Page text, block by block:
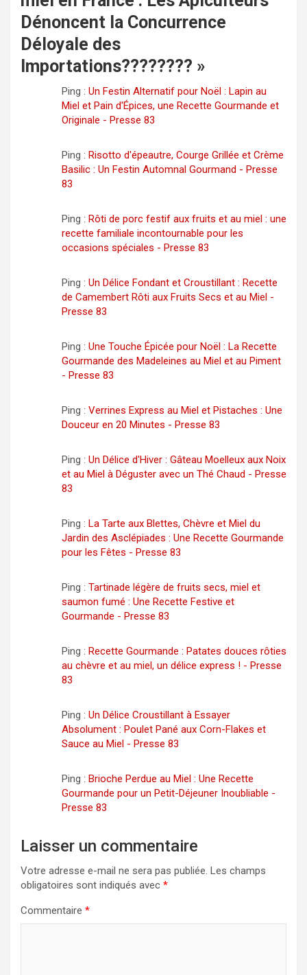
Dénoncent la Concurrence
Déloyale des
Importations???????? »
Ping : Un Festin Alternatif pour Noël : Lapin au
Miel et Pain d'Épices, une Recette Gourmande et
Originale - Presse 83
Ping : Risotto d'épeautre, Courge Grillée et Crème
Basilic : Un Festin Automnal Gourmand - Presse
83
Ping : Rôti de porc festif aux fruits et au miel : une
recette familiale incontournable pour les
occasions spéciales - Presse 83
Ping : Un Délice Fondant et Croustillant : Recette
de Camembert Rôti aux Fruits Secs et au Miel -
Presse 83
Ping : Une Touche Épicée pour Noël : La Recette
Gourmande des Madeleines au Miel et au Piment
- Presse 83
Ping : Verrines Express au Miel et Pistaches : Une
Douceur en 20 Minutes - Presse 83
Ping : Un Délice d'Hiver : Gâteau Moelleux aux Noix
et au Miel à Déguster avec un Thé Chaud - Presse
83
Ping : La Tarte aux Blettes, Chèvre et Miel du
Jardin des Asclépiades : Une Recette Gourmande
pour les Fêtes - Presse 83
Ping : Tartinade légère de fruits secs, miel et
saumon fumé : Une Recette Festive et
Gourmande - Presse 83
Ping : Recette Gourmande : Patates douces rôties
au chèvre et au miel, un délice express ! - Presse
83
Ping : Un Délice Croustillant à Essayer
Absolument : Poulet Pané aux Corn-Flakes et
Sauce au Miel - Presse 83
Ping : Brioche Perdue au Miel : Une Recette
Gourmande pour un Petit-Déjeuner Inoubliable -
Presse 83
Laisser un commentaire
Votre adresse e-mail ne sera pas publiée. Les champs
obligatoires sont indiqués avec *
Commentaire *